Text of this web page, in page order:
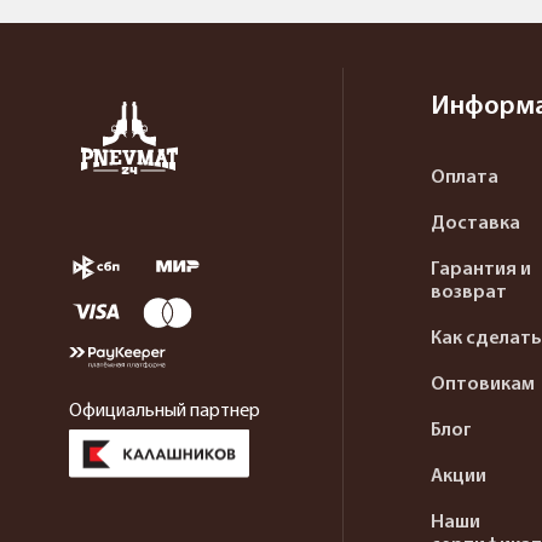
Официальный партнер
Оплата
Доставка
Гарантия и
возврат
Как сделать
Оптовикам
Блог
Акции
Наши